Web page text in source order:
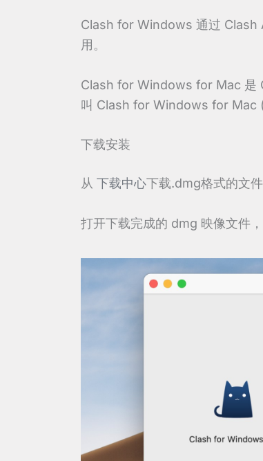
Clash for Windows 通过 Clash
用。
Clash for Windows for Mac 是
叫 Clash for Windows for Mac
下载安装
从 下载中心下载.dmg格式的文
打开下载完成的 dmg 映像文件